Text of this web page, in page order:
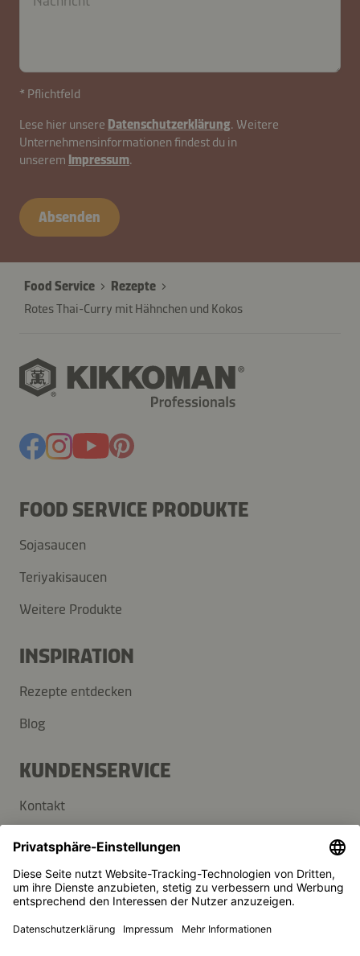
* Pflichtfeld
Lese hier unsere Datenschutzerklärung. Weitere
Unternehmensinformationen findest du in
unserem Impressum.
Absenden
Food Service
Rezepte
Rotes Thai-Curry mit Hähnchen und Kokos
FOOD SERVICE PRODUKTE
Sojasaucen
Teriyakisaucen
Weitere Produkte
INSPIRATION
Rezepte entdecken
Blog
KUNDENSERVICE
Kontakt
FAQ
Presse
Kikkoman ist ein eingetragenes Warenzeichen der Kikkoman